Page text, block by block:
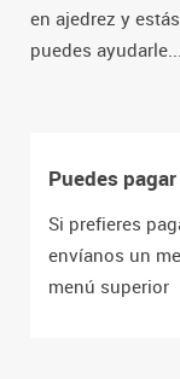
en ajedrez y
puedes
Puedes
Si prefieres
envíanos un
menú superior